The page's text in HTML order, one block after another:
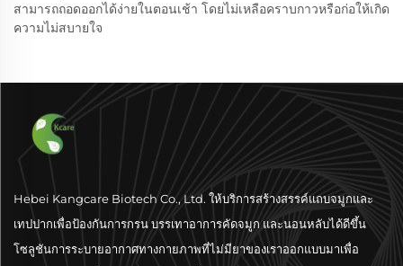
สามารถถอดออกได้ง่ายในตอนเช้า โดยไม่เหลือคราบกาวหรือก่อให้เกิด
ความไม่สบายใจ
Hebei Kangcare Biotech Co., Ltd. ให้บริการสร้างสรรค์แถบจมูกและ
เทปปากเพื่อป้องกันการกรน บรรเทาอาการคัดจมูก และนอนหลับได้ดีขึ้น
โซลูชันการระบายอากาศทางกายภาพที่ไม่มียาของเราออกแบบมาเพื่อ